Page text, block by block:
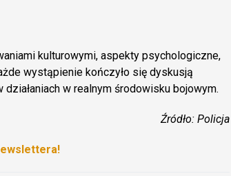
kulturowymi, aspekty psychologiczne,
wystąpienie kończyło się dyskusją
w realnym środowisku bojowym.
Źródło: Policja